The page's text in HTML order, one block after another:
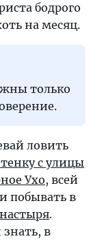
бодрого
на месяц.
только
ловить
с улицы
Ухо, всей
побывать в
.
в